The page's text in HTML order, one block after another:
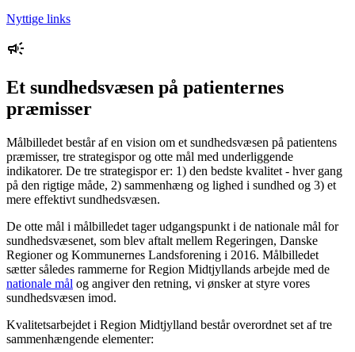
Nyttige links
Et sundhedsvæsen på patienternes
præmisser
Målbilledet består af en vision om et sundhedsvæsen på patientens
præmisser, tre strategispor og otte mål med underliggende
indikatorer. De tre strategispor er: 1) den bedste kvalitet - hver gang
på den rigtige måde, 2) sammenhæng og lighed i sundhed og 3) et
mere effektivt sundhedsvæsen.
De otte mål i målbilledet tager udgangspunkt i de nationale mål for
sundhedsvæsenet, som blev aftalt mellem Regeringen, Danske
Regioner og Kommunernes Landsforening i 2016. Målbilledet
sætter således rammerne for Region Midtjyllands arbejde med de
nationale mål og angiver den retning, vi ønsker at styre vores
sundhedsvæsen imod.
Kvalitetsarbejdet i Region Midtjylland består overordnet set af tre
sammenhængende elementer: